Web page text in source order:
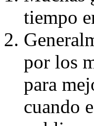
tiempo
por los
para
cuando